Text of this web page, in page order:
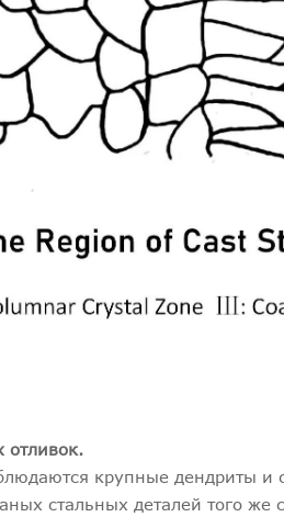
отливок.
крупные дендриты и
стальных деталей того же